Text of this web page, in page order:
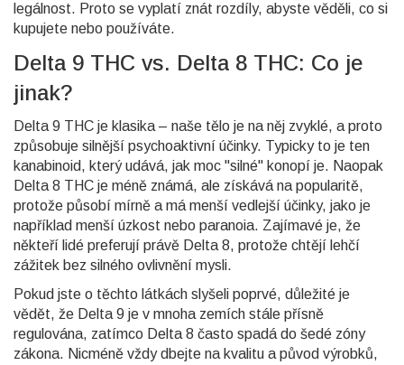
legálnost. Proto se vyplatí znát rozdíly, abyste věděli, co si
kupujete nebo používáte.
Delta 9 THC vs. Delta 8 THC: Co je
jinak?
Delta 9 THC je klasika – naše tělo je na něj zvyklé, a proto
způsobuje silnější psychoaktivní účinky. Typicky to je ten
kanabinoid, který udává, jak moc "silné" konopí je. Naopak
Delta 8 THC je méně známá, ale získává na popularitě,
protože působí mírně a má menší vedlejší účinky, jako je
například menší úzkost nebo paranoia. Zajímavé je, že
někteří lidé preferují právě Delta 8, protože chtějí lehčí
zážitek bez silného ovlivnění mysli.
Pokud jste o těchto látkách slyšeli poprvé, důležité je
vědět, že Delta 9 je v mnoha zemích stále přísně
regulována, zatímco Delta 8 často spadá do šedé zóny
zákona. Nicméně vždy dbejte na kvalitu a původ výrobků,